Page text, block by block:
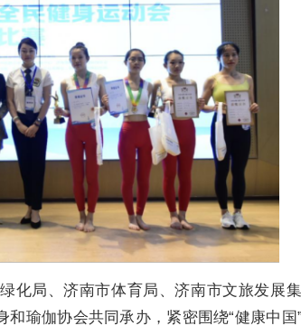
化局、济南市体育局、济南市文旅发展
瑜伽协会共同承办，紧密围绕“健康中国